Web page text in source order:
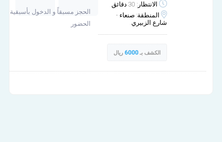
الانتظار: 30 دقائق
المنطقة: صنعاء -
شارع الزبيري
الكشف بـ6000 ريال
الحجز مسبقاً و الدخول بأسبقية
الحضور